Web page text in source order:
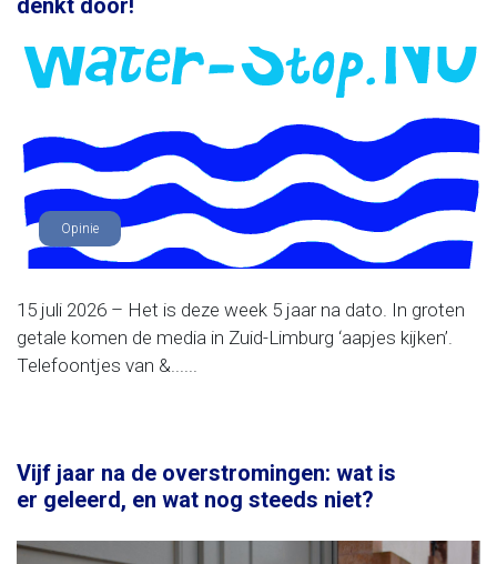
denkt door!
Opinie
15 juli 2026 – Het is deze week 5 jaar na dato. In groten
getale komen de media in Zuid-Limburg ‘aapjes kijken’.
Telefoontjes van &......
Vijf jaar na de overstromingen: wat is
er geleerd, en wat nog steeds niet?